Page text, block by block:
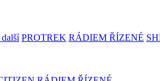
PROTREK RÁDIEM ŘÍZENÉ